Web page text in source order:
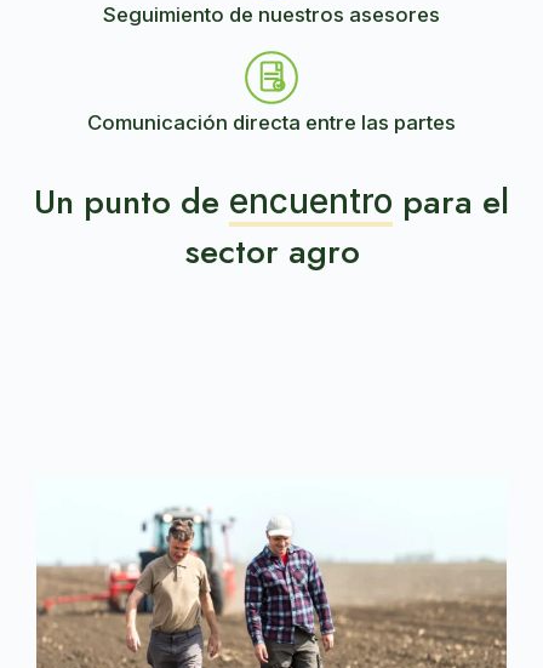
Seguimiento de nuestros asesores
Comunicación directa entre las partes
Un punto de encuentro para el
sector agro